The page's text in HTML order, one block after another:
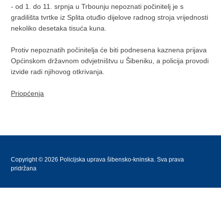
- od 1. do 11. srpnja u Trbounju nepoznati počinitelj je s
gradilišta tvrtke iz Splita otuđio dijelove radnog stroja vrijednosti
nekoliko desetaka tisuća kuna.
Protiv nepoznatih počinitelja će biti podnesena kaznena prijava
Općinskom državnom odvjetništvu u Šibeniku, a policija provodi
izvide radi njihovog otkrivanja.
Priopćenja
Copyright © 2026 Policijska uprava šibensko-kninska. Sva prava
pridržana